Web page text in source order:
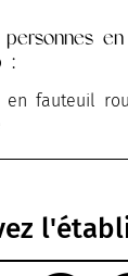
en
:
en fauteuil